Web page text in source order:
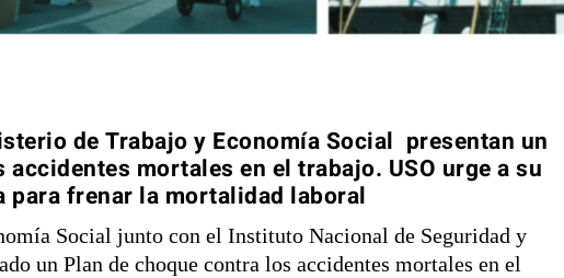
de Trabajo y Economía Social presentan un
mortales en el trabajo. USO urge a su
para frenar la mortalidad laboral
Social junto con el Instituto Nacional de Seguridad y
un Plan de choque contra los accidentes mortales en el